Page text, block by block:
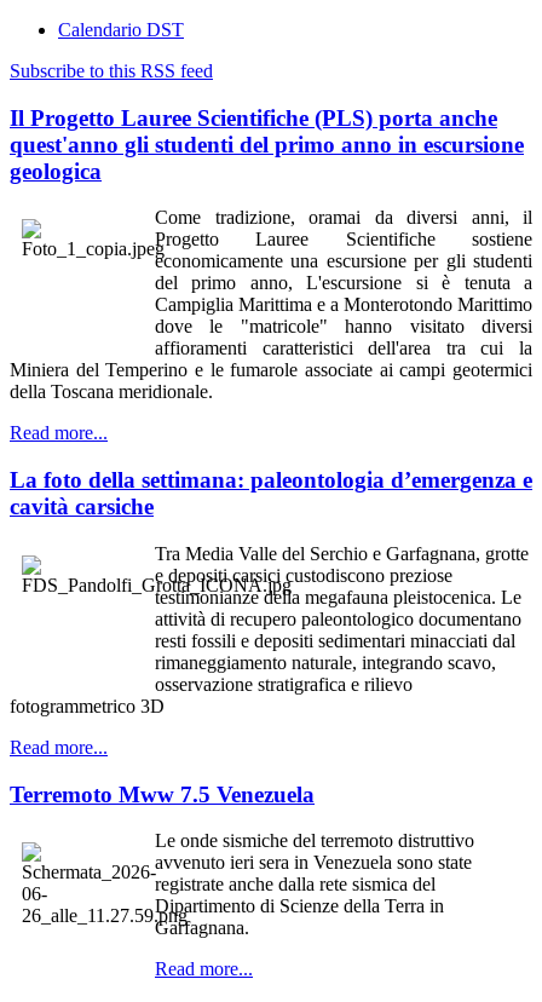
Calendario DST
Subscribe to this RSS feed
Il Progetto Lauree Scientifiche (PLS) porta anche
quest'anno gli studenti del primo anno in escursione
geologica
Come tradizione, oramai da diversi anni, il
Progetto Lauree Scientifiche sostiene
economicamente una escursione per gli studenti
del primo anno, L'escursione si è tenuta a
Campiglia Marittima e a Monterotondo Marittimo
dove le "matricole" hanno visitato diversi
affioramenti caratteristici dell'area tra cui la
Miniera del Temperino e le fumarole associate ai campi geotermici
della Toscana meridionale.
Read more...
La foto della settimana: paleontologia d’emergenza e
cavità carsiche
Tra Media Valle del Serchio e Garfagnana, grotte
e depositi carsici custodiscono preziose
testimonianze della megafauna pleistocenica. Le
attività di recupero paleontologico documentano
resti fossili e depositi sedimentari minacciati dal
rimaneggiamento naturale, integrando scavo,
osservazione stratigrafica e rilievo
fotogrammetrico 3D
Read more...
Terremoto Mww 7.5 Venezuela
Le onde sismiche del terremoto distruttivo
avvenuto ieri sera in Venezuela sono state
registrate anche dalla rete sismica del
Dipartimento di Scienze della Terra in
Garfagnana.
Read more...